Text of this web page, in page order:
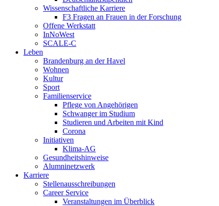
Wissenschaftliche Karriere
F3 Fragen an Frauen in der Forschung
Offene Werkstatt
InNoWest
SCALE-C
Leben
Brandenburg an der Havel
Wohnen
Kultur
Sport
Familienservice
Pflege von Angehörigen
Schwanger im Studium
Studieren und Arbeiten mit Kind
Corona
Initiativen
Klima-AG
Gesundheitshinweise
Alumninetzwerk
Karriere
Stellenausschreibungen
Career Service
Veranstaltungen im Überblick